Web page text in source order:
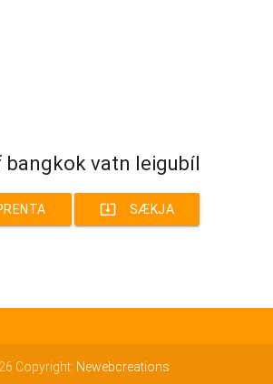
bangkok vatn leigubíl
system_update_alt SÆKJA
Copyright: Newebcreations